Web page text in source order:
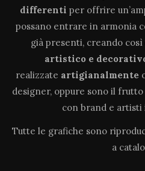
differenti per offrire
possano entrare in armonia
già presenti, creando
artistico e
realizzate artigianalmente
designer, oppure sono il
con brand e
Tutte le grafiche sono
a